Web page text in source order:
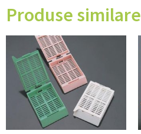
Produse similare